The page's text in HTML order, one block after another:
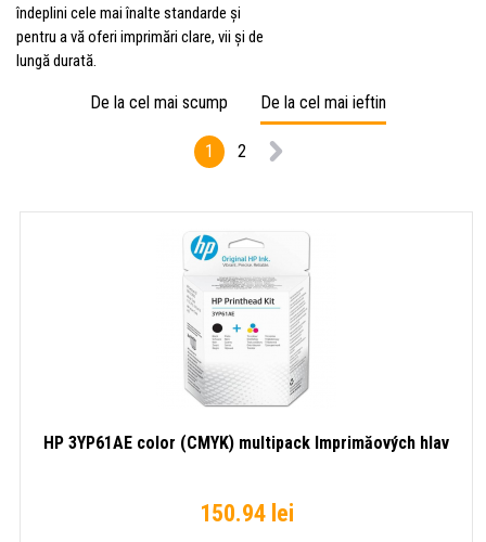
îndeplini cele mai înalte standarde și
pentru a vă oferi imprimări clare, vii și de
lungă durată.
De la cel mai scump De la cel mai ieftin
1 2
HP 3YP61AE color (CMYK) multipack Imprimăových hlav
150.94 lei